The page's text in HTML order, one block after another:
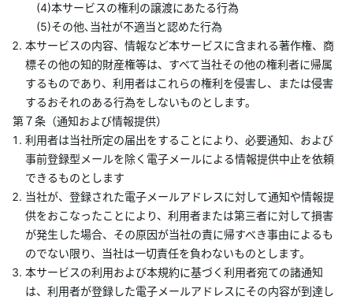
(4)本サービスの権利の譲渡にあたる行為
(5)その他､当社が不適当と認めた行為
本サービスの内容、情報など本サービスに含まれる著作権、商
標その他の知的財産権等は、すべて当社その他の権利者に帰属
するものであり、利用者はこれらの権利を侵害し、または侵害
するおそれのある行為をしないものとします。
第７条（通知および情報提供）
利用者は当社所定の届出をすることにより、必要通知、および
事前登録型メールを除く電子メールによる情報提供中止を依頼
できるものとします
当社が、登録された電子メールアドレスに対して通知や情報提
供をおこなったことにより、利用者または第三者に対して損害
が発生した場合、その原因が当社の責に帰すべき事由によるも
のでない限り、当社は一切責任を負わないものとします。
本サービスの利用および本規約に基づく利用者宛ての諸通知
は、利用者が登録した電子メールアドレスにその内容が到達し